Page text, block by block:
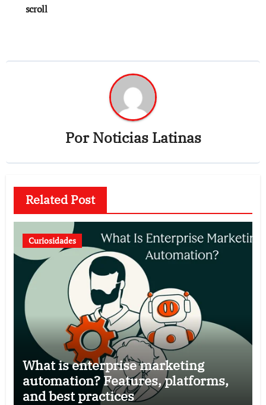
scroll
PorNoticias Latinas
Related Post
Curiosidades
What is enterprise marketing
automation? Features, platforms,
and best practices